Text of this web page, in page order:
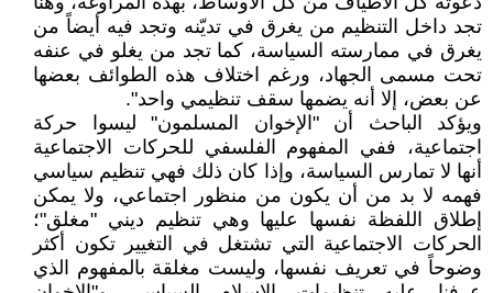
تجد داخل التنظيم من يغرق في تديّنه وتجد فيه أيضاً من
يغرق في ممارسته السياسة، كما تجد من يغلو في عنفه
تحت مسمى الجهاد، ورغم اختلاف هذه الطوائف بعضها
عن بعض، إلا أنه يضمها سقف تنظيمي واحد".
ويؤكد الباحث أن "الإخوان المسلمون" ليسوا حركة
اجتماعية، ففي المفهوم الفلسفي للحركات الاجتماعية
أنها لا تمارس السياسة، وإذا كان ذلك فهي تنظيم سياسي
فهمه لا بد من أن يكون من منظور اجتماعي، ولا يمكن
إطلاق اللفظة نفسها عليها وهي تنظيم ديني "مغلق"؛
الحركات الاجتماعية التي تشتغل في التغيير تكون أكثر
وضوحاً في تعريف نفسها، وليست مغلقة بالمفهوم الذي